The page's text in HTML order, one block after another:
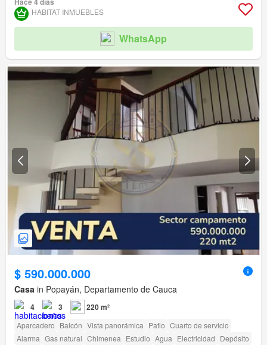
HABITAT INMUEBLES
WhatsApp
$ 590.000.000
Casa in Popayán, Departamento de Cauca
4 3 220 m²
Aparcadero Balcón Vista panorámica Patio Cuarto de servicio
Alarma Gas natural Chimenea Estudio Agua Electricidad Depósito